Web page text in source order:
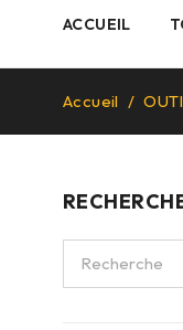
ACCUEIL
Accueil /